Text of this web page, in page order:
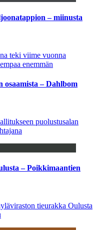
– miinusta
teki viime vuonna
enemmän
osaamista – Dahlbom
puolustusalan
– Poikkimaantien
tieurakka Oulusta